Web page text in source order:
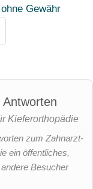
ohne Gewähr
Kieferorthopädie
zum Zahnarzt-
ein öffentliches,
Besucher